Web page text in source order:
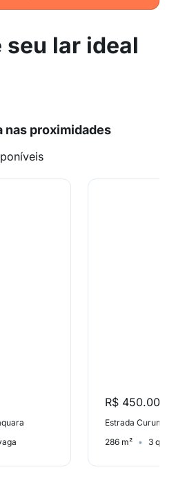
seu lar ideal
nas proximidades
R$ 450.000
Estrada
286 m²
3